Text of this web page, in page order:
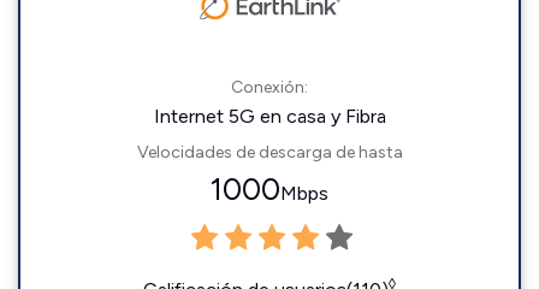
Conexión:
Internet 5G en casa y Fibra
Velocidades de descarga de hasta
1000Mbps
◊